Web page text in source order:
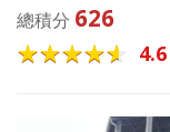
總積分 626
4.6